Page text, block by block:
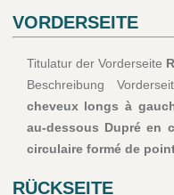
VORDERSEITE
Titulatur der Vorderseite
Beschreibung
cheveux longs à
au-dessous Dupré en
circulaire formé de
RÜCKSEITE